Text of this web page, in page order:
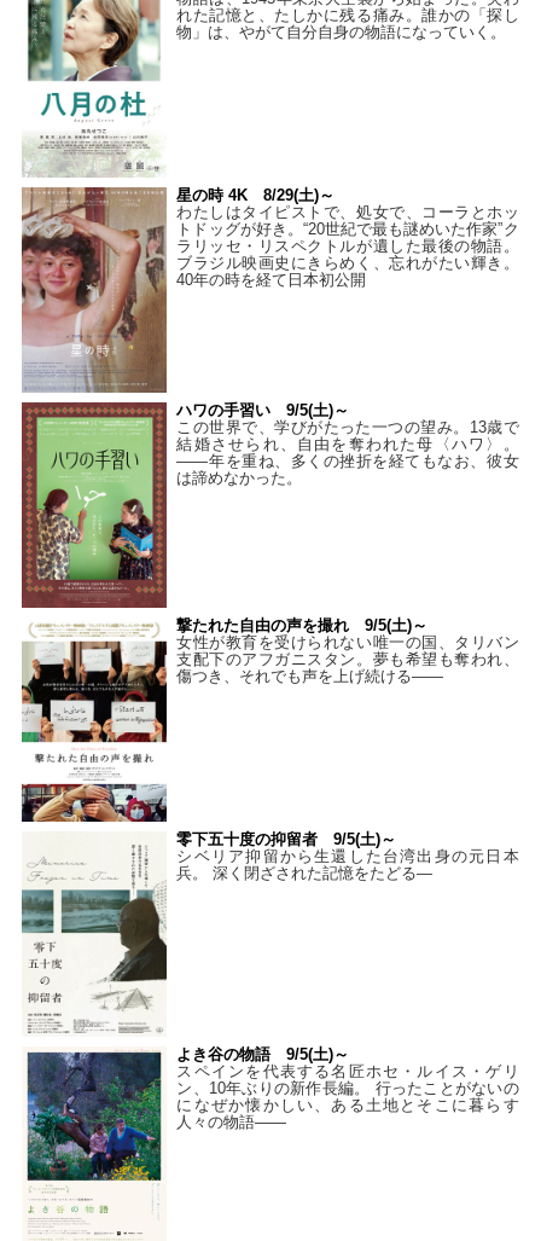
れた記憶と、たしかに残る痛み。誰かの「探し
物」は、やがて自分自身の物語になっていく。
星の時 4K 8/29(土)～
わたしはタイピストで、処⼥で、コーラとホッ
トドッグが好き。“20世紀で最も謎めいた作家”ク
ラリッセ・リスペクトルが遺した最後の物語。
ブラジル映画史にきらめく、忘れがたい輝き。
40年の時を経て⽇本初公開
ハワの手習い 9/5(土)～
この世界で、学びがたった一つの望み。13歳で
結婚させられ、自由を奪われた母〈ハワ〉。
——年を重ね、多くの挫折を経てもなお、彼女
は諦めなかった。
撃たれた自由の声を撮れ 9/5(土)～
女性が教育を受けられない唯一の国、タリバン
支配下のアフガニスタン。夢も希望も奪われ、
傷つき、それでも声を上げ続ける——
零下五十度の抑留者 9/5(土)～
シベリア抑留から生還した台湾出身の元日本
兵。 深く閉ざされた記憶をたどる—
よき谷の物語 9/5(土)～
スペインを代表する名匠ホセ・ルイス・ゲリ
ン、10年ぶりの新作長編。 行ったことがないの
になぜか懐かしい、ある土地とそこに暮らす
人々の物語――